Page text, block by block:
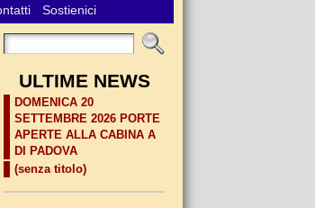
Sostienici
ULTIME NEWS
DOMENICA 20
SETTEMBRE 2026 PORTE
APERTE ALLA CABINA A
DI PADOVA
(senza titolo)